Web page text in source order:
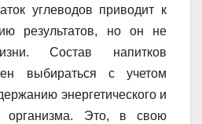
углеводов приводит к
результатов, но он не
Состав напитков
выбираться с учетом
энергетического и
организма. Это, в свою